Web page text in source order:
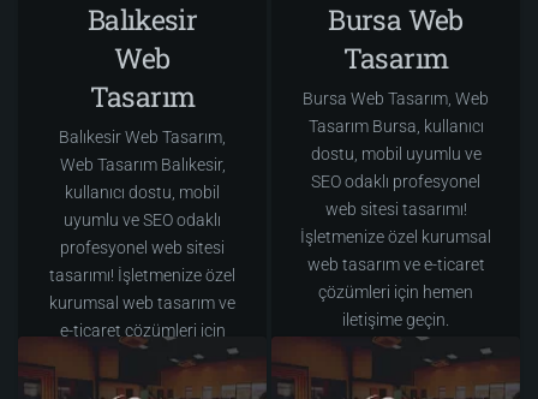
Balıkesir
Web
Tasarım
Balıkesir Web Tasarım,
Web Tasarım Balıkesir,
kullanıcı dostu, mobil
uyumlu ve SEO odaklı
profesyonel web sitesi
tasarımı! İşletmenize özel
kurumsal web tasarım ve
e-ticaret çözümleri için
hemen iletişime geçin.
Bursa Web
Tasarım
Bursa Web Tasarım, Web
Tasarım Bursa, kullanıcı
dostu, mobil uyumlu ve
SEO odaklı profesyonel
web sitesi tasarımı!
İşletmenize özel kurumsal
web tasarım ve e-ticaret
çözümleri için hemen
iletişime geçin.